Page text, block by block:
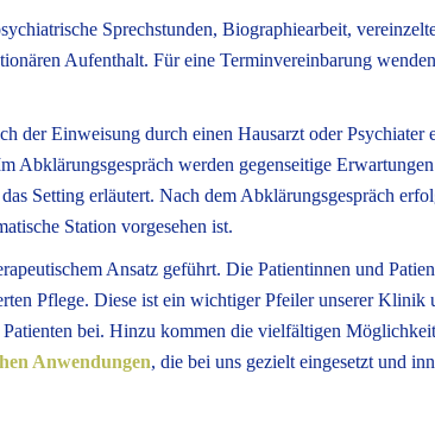
Sprechstunden, Biographiearbeit,
Aufenthalt. Für eine Terminvereinbarung
der Einweisung durch einen Hausarzt oder Psychiater
Abklärungsgespräch werden gegenseitige
Setting erläutert. Nach dem Abklärungsgespräch
Station vorgesehen ist.
Ansatz geführt. Die Patientinnen und
Pflege. Diese ist ein wichtiger Pfeiler unserer Klinik
bei. Hinzu kommen die vielfältigen
Anwendungen, die bei uns gezielt eingesetzt und